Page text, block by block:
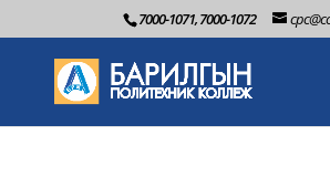
7000-1071, 7000-1072